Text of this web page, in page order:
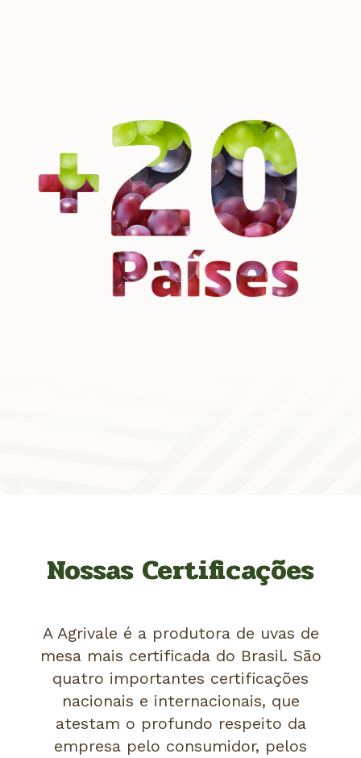
Nossas Certificações
A Agrivale é a produtora de uvas de
mesa mais certificada do Brasil. São
quatro importantes certificações
nacionais e internacionais, que
atestam o profundo respeito da
empresa pelo consumidor, pelos